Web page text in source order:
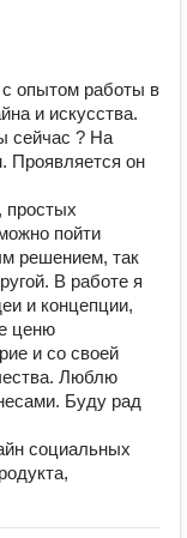
опытом работы в
и искусства.
сейчас ? На
Проявляется он
простых
пойти
решением, так
В работе я
и концепции,
ценю
и со своей
Люблю
Буду рад
социальных